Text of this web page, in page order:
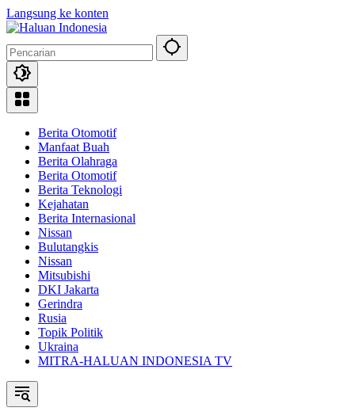
Langsung ke konten
Berita Otomotif
Manfaat Buah
Berita Olahraga
Berita Otomotif
Berita Teknologi
Kejahatan
Berita Internasional
Nissan
Bulutangkis
Nissan
Mitsubishi
DKI Jakarta
Gerindra
Rusia
Topik Politik
Ukraina
MITRA-HALUAN INDONESIA TV